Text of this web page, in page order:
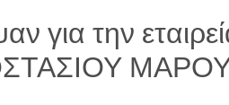
για την